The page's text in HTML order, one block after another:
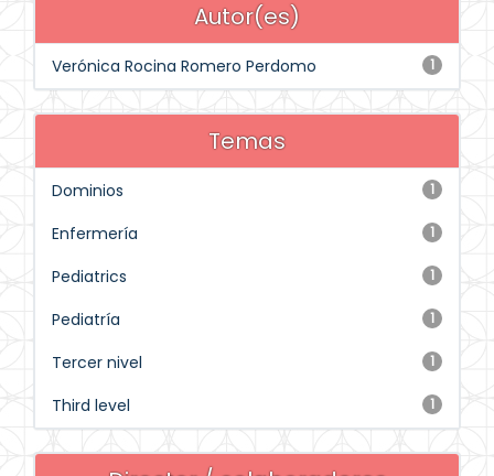
Autor(es)
1
Verónica Rocina Romero Perdomo
Temas
1
Dominios
1
Enfermería
1
Pediatrics
1
Pediatría
1
Tercer nivel
1
Third level